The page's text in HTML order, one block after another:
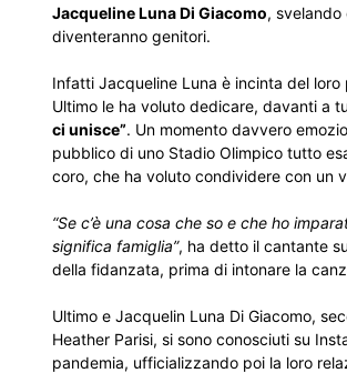
Jacqueline Luna Di Giacomo,
diventeranno genitori.
Infatti Jacqueline Luna è incinta del loro
Ultimo le ha voluto dedicare, davanti a
ci unisce”. Un momento davvero
pubblico di uno Stadio Olimpico tutto
coro, che ha voluto condividere con un
“Se c’è una cosa che so e che ho
significa famiglia”, ha detto il cantante
della fidanzata, prima di intonare la
Ultimo e Jacquelin Luna Di Giacomo,
Heather Parisi, si sono conosciuti su
pandemia, ufficializzando poi la loro